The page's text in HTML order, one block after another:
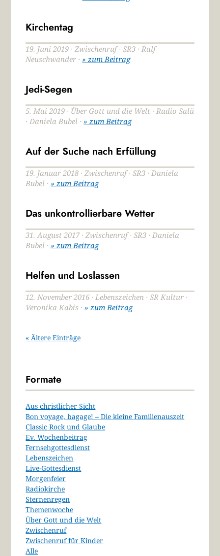
Kirchentag
19. Juni 2019 · Zwischenruf · SR3 · Ralf
Neuschwander ·» zum Beitrag
Jedi-Segen
5. Mai 2019 · Über Gott und die Welt · Radio Salü
· Daniela Bubel ·» zum Beitrag
Auf der Suche nach Erfüllung
19. Januar 2018 · Zwischenruf · SR3 · Daniela
Bubel ·» zum Beitrag
Das unkontrollierbare Wetter
31. August 2017 · Zwischenruf · SR3 · Daniela
Bubel ·» zum Beitrag
Helfen und Loslassen
12. November 2016 · Lebenszeichen · SR Kultur ·
Veronika Kabis ·» zum Beitrag
« Ältere Einträge
Formate
Aus christlicher Sicht
Bon voyage, bagage! – Die kleine Familienauszeit
Classic Rock und Glaube
Ev. Wochenbeitrag
Fernsehgottesdienst
Lebenszeichen
Live-Gottesdienst
Morgenfeier
Radiokirche
Sternenregen
Themenwoche
Über Gott und die Welt
Zwischenruf
Zwischenruf für Kinder
Alle